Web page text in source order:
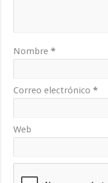
Nombre*
Correo electrónico*
Web